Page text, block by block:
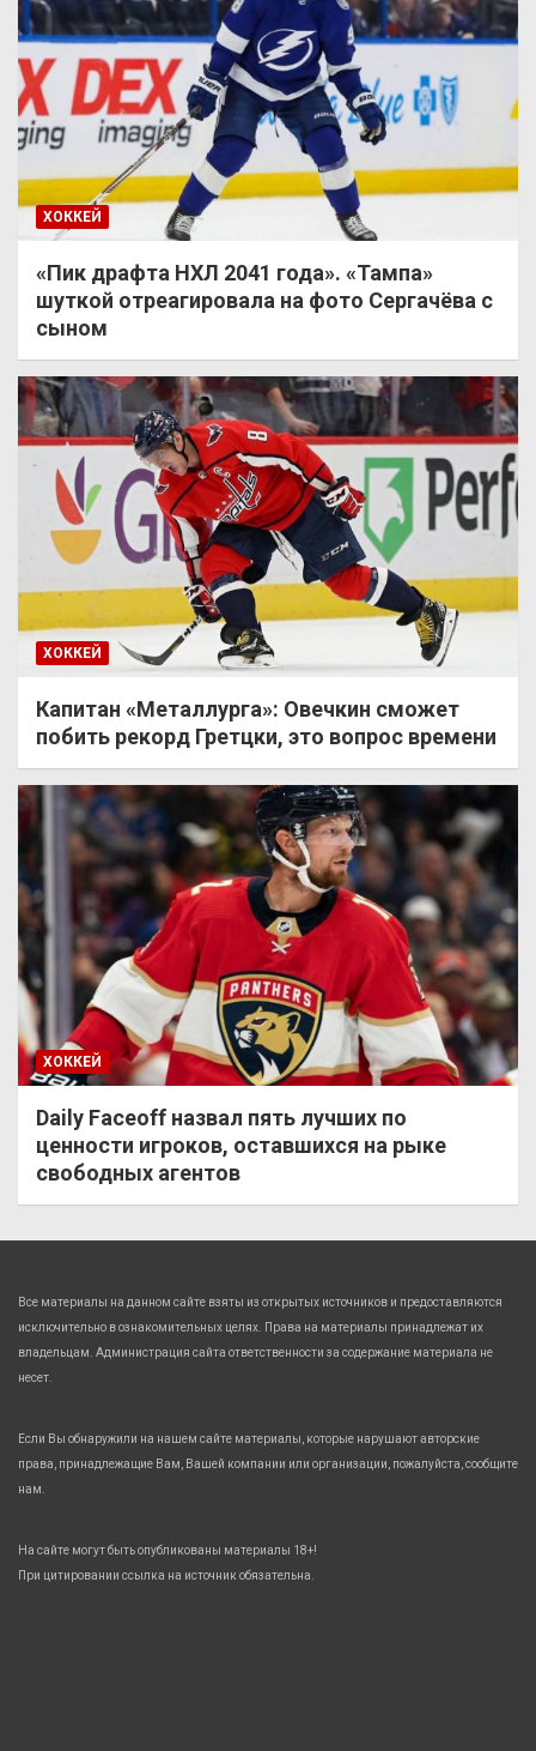
ХОККЕЙ
«Пик драфта НХЛ 2041 года». «Тампа»
шуткой отреагировала на фото Сергачёва с
сыном
ХОККЕЙ
Капитан «Металлурга»: Овечкин сможет
побить рекорд Гретцки, это вопрос времени
ХОККЕЙ
Daily Faceoff назвал пять лучших по
ценности игроков, оставшихся на рыке
свободных агентов
Все материалы на данном сайте взяты из открытых источников и предоставляются
исключительно в ознакомительных целях. Права на материалы принадлежат их
владельцам. Администрация сайта ответственности за содержание материала не
несет.
Если Вы обнаружили на нашем сайте материалы, которые нарушают авторские
права, принадлежащие Вам, Вашей компании или организации, пожалуйста, сообщите
нам.
На сайте могут быть опубликованы материалы 18+!
При цитировании ссылка на источник обязательна.